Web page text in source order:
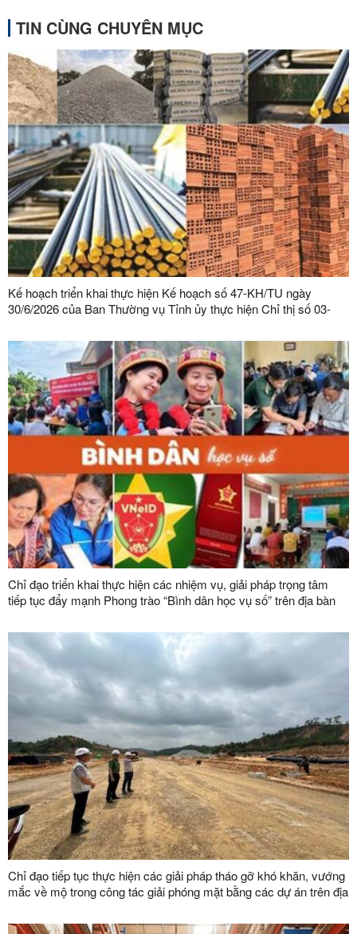
TIN CÙNG CHUYÊN MỤC
Kế hoạch triển khai thực hiện Kế hoạch số 47-KH/TU ngày
30/6/2026 của Ban Thường vụ Tỉnh ủy thực hiện Chỉ thị số 03-
đạo của Đảng đối với công tác quản lý, phát triển vật liệu xây
dựng trong giai đoạn mới
Chỉ đạo triển khai thực hiện các nhiệm vụ, giải pháp trọng tâm
tiếp tục đẩy mạnh Phong trào “Bình dân học vụ số” trên địa bàn
Chỉ đạo tiếp tục thực hiện các giải pháp tháo gỡ khó khăn, vướng
mắc về mộ trong công tác giải phóng mặt bằng các dự án trên địa